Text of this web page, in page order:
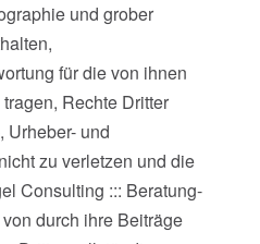
und grober
für die von ihnen
Rechte Dritter
Urheber- und
zu verletzen und die
Consulting ::: Beratung-
durch ihre Beiträge